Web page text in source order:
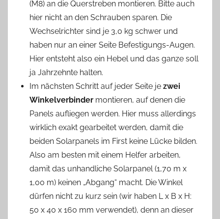
(M8) an die Querstreben montieren. Bitte auch
hier nicht an den Schrauben sparen. Die
Wechselrichter sind je 3,0 kg schwer und
haben nur an einer Seite Befestigungs-Augen.
Hier entsteht also ein Hebel und das ganze soll
ja Jahrzehnte halten.
Im nächsten Schritt auf jeder Seite je zwei
Winkelverbinder montieren, auf denen die
Panels aufliegen werden. Hier muss allerdings
wirklich exakt gearbeitet werden, damit die
beiden Solarpanels im First keine Lücke bilden.
Also am besten mit einem Helfer arbeiten,
damit das unhandliche Solarpanel (1,70 m x
1,00 m) keinen „Abgang“ macht. Die Winkel
dürfen nicht zu kurz sein (wir haben L x B x H:
50 x 40 x 160 mm verwendet), denn an dieser